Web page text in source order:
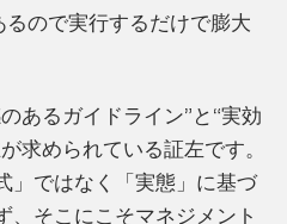
るので実行するだけで膨大
あるガイドライン”と“実効
求められている証左です。
」ではなく「実態」に基づ
、そこにこそマネジメント